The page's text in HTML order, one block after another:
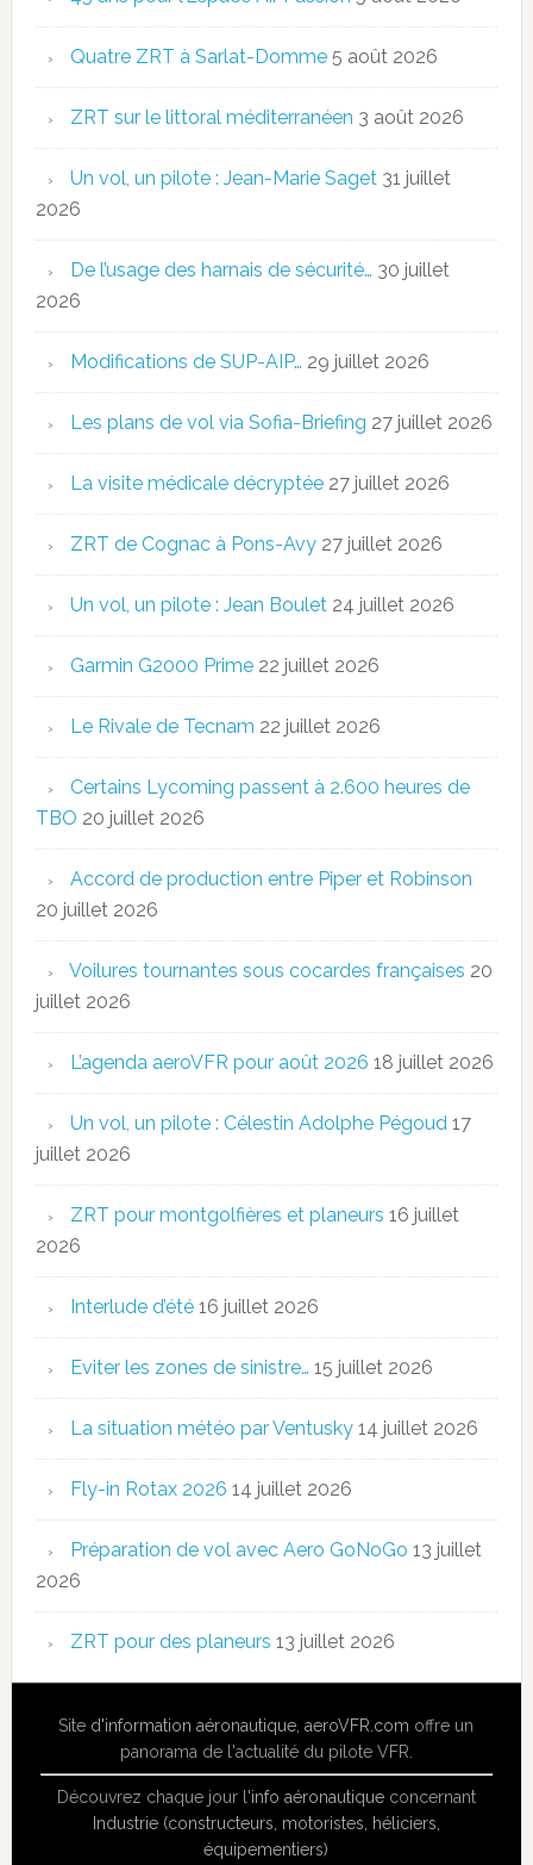
Quatre ZRT à Sarlat-Domme 5 août 2026
ZRT sur le littoral méditerranéen 3 août 2026
Un vol, un pilote : Jean-Marie Saget 31 juillet
2026
De l’usage des harnais de sécurité… 30 juillet
2026
Modifications de SUP-AIP… 29 juillet 2026
Les plans de vol via Sofia-Briefing 27 juillet 2026
La visite médicale décryptée 27 juillet 2026
ZRT de Cognac à Pons-Avy 27 juillet 2026
Un vol, un pilote : Jean Boulet 24 juillet 2026
Garmin G2000 Prime 22 juillet 2026
Le Rivale de Tecnam 22 juillet 2026
Certains Lycoming passent à 2.600 heures de
TBO 20 juillet 2026
Accord de production entre Piper et Robinson
20 juillet 2026
Voilures tournantes sous cocardes françaises 20
juillet 2026
L’agenda aeroVFR pour août 2026 18 juillet 2026
Un vol, un pilote : Célestin Adolphe Pégoud 17
juillet 2026
ZRT pour montgolfières et planeurs 16 juillet
2026
Interlude d’été 16 juillet 2026
Eviter les zones de sinistre… 15 juillet 2026
La situation météo par Ventusky 14 juillet 2026
Fly-in Rotax 2026 14 juillet 2026
Préparation de vol avec Aero GoNoGo 13 juillet
2026
ZRT pour des planeurs 13 juillet 2026
Site d'information aéronautique,aeroVFR.com offre un
panorama de l'actualité du pilote VFR.
Découvrez chaque jour l'info aéronautiqueconcernant
Industrie (constructeurs, motoristes, héliciers,
équipementiers)